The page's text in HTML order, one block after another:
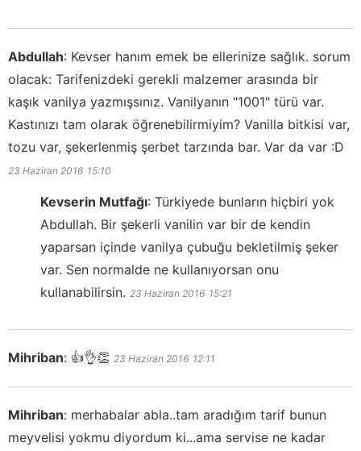
Abdullah: Kevser hanım emek be ellerinize sağlık. sorum
olacak: Tarifenizdeki gerekli malzemer arasında bir
kaşık vanilya yazmışsınız. Vanilyanın "1001" türü var.
Kastınızı tam olarak öğrenebilirmiyim? Vanilla bitkisi var,
tozu var, şekerlenmiş şerbet tarzında bar. Var da var :D
23 Haziran 2016 15:10
Kevserin Mutfağı: Türkiyede bunların hiçbiri yok
Abdullah. Bir şekerli vanilin var bir de kendin
yaparsan içinde vanilya çubuğu bekletilmiş şeker
var. Sen normalde ne kullanıyorsan onu
kullanabilirsin. 23 Haziran 2016 15:21
Mihriban: 👍👌👏 23 Haziran 2016 12:11
Mihriban: merhabalar abla..tam aradığım tarif bunun
meyvelisi yokmu diyordum ki...ama servise ne kadar